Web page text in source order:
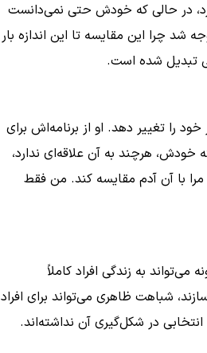
در حالی که خودش حتی نمی‌دانست
چرا این مقایسه تا این اندازه بار
تبدیل شده است.
را تغییر دهد. او از برنامه‌اش برای
هرچند به آن علاقه‌ای ندارد،
مرا با آن آدم مقایسه کند. من فقط
به زندگی افراد کاملاً
شباهت ظاهری می‌تواند برای افراد
در شکل‌گیری آن نداشته‌اند.